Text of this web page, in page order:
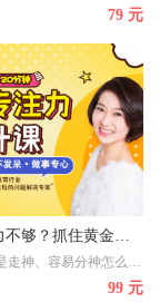
79 元
孩子专注力不够？抓住黄金纠正期，18堂课轻松打造孩子超强专注力，收获好成绩！
孩子学习总是走神、容易分神怎么办？24年专注教育心理学的郑老师教你抓住黄金纠正期，18堂课轻松打造孩子超强专注力，收获好成绩！
99 元